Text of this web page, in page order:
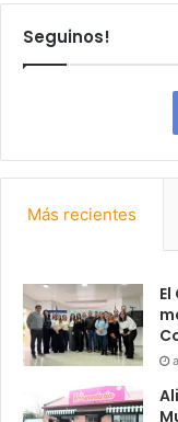
Seguinos!
Más recientes